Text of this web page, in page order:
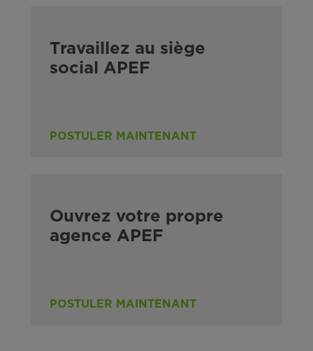
Travaillez au siège
social APEF
POSTULER MAINTENANT
Ouvrez votre propre
agence APEF
POSTULER MAINTENANT